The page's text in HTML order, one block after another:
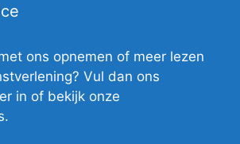
ons opnemen of meer lezen
Vul dan ons
in of bekijk onze